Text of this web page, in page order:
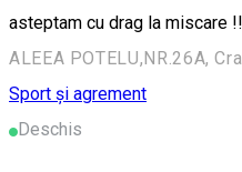
asteptam cu drag la miscare
ALEEA POTELU,NR.26A,
Sport și agrement
Deschis